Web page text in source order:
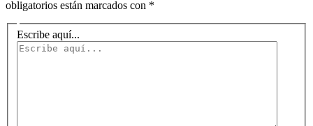
obligatorios están marcados con *
Escribe aquí...